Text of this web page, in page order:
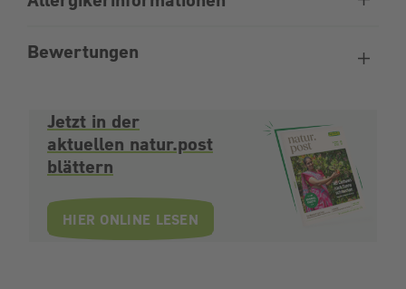
Bewertungen
Jetzt in der
aktuellen natur.post
blättern
HIER ONLINE LESEN